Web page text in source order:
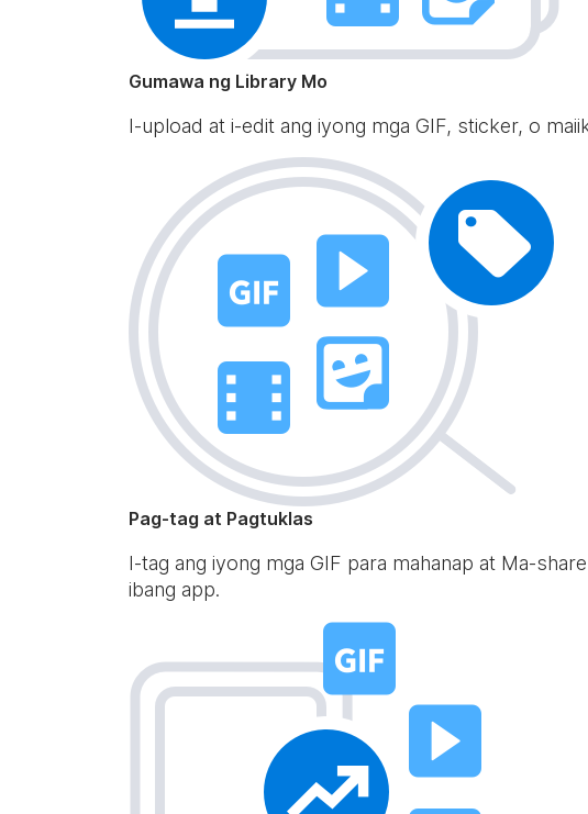
Gumawa ng Library Mo
I-upload at i-edit ang iyong mga GIF, sticker, o
Pag-tag at Pagtuklas
I-tag ang iyong mga GIF para mahanap at Ma-
ibang app.